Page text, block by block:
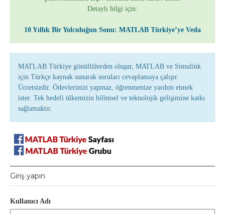
Detaylı bilgi için:
10 Yıllık Bir Yolculuğun Sonu: MATLAB Türkiye’ye Veda
MATLAB Türkiye gönüllülerden oluşur, MATLAB ve Simulink
için Türkçe kaynak sunarak soruları cevaplamaya çalışır.
Ücretsizdir. Ödevlerinizi yapmaz, öğrenmenize yardım etmek
ister. Tek hedefi ülkemizin bilimsel ve teknolojik gelişimine katkı
sağlamaktır.
Giriş yapın
Kullanıcı Adı